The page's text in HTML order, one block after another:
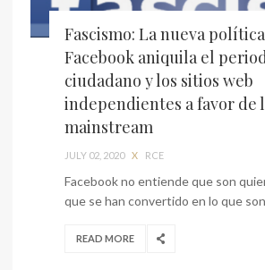
Fascismo: La nueva
Facebook aniquila el
ciudadano y los sitios web
independientes a favor de
mainstream
JULY 02, 2020 X RCE
Facebook no entiende que son
que se han convertido en lo que son
READ MORE